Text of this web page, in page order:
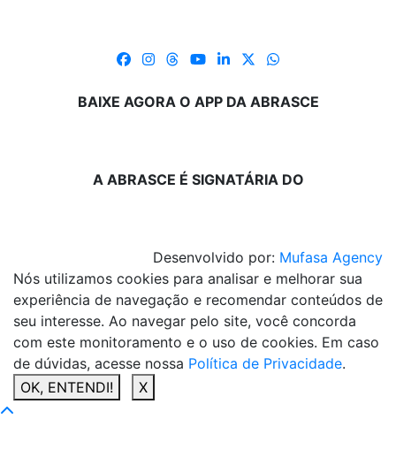
BAIXE AGORA O APP DA ABRASCE
A ABRASCE É SIGNATÁRIA DO
Desenvolvido por: Mufasa Agency
Nós utilizamos cookies para analisar e melhorar sua
experiência de navegação e recomendar conteúdos de
seu interesse. Ao navegar pelo site, você concorda
com este monitoramento e o uso de cookies. Em caso
de dúvidas, acesse nossa Política de Privacidade.
OK, ENTENDI!
X